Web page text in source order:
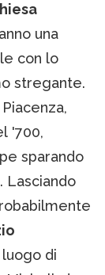
una
con lo
stregante.
'700,
sparando
Lasciando
luogo di